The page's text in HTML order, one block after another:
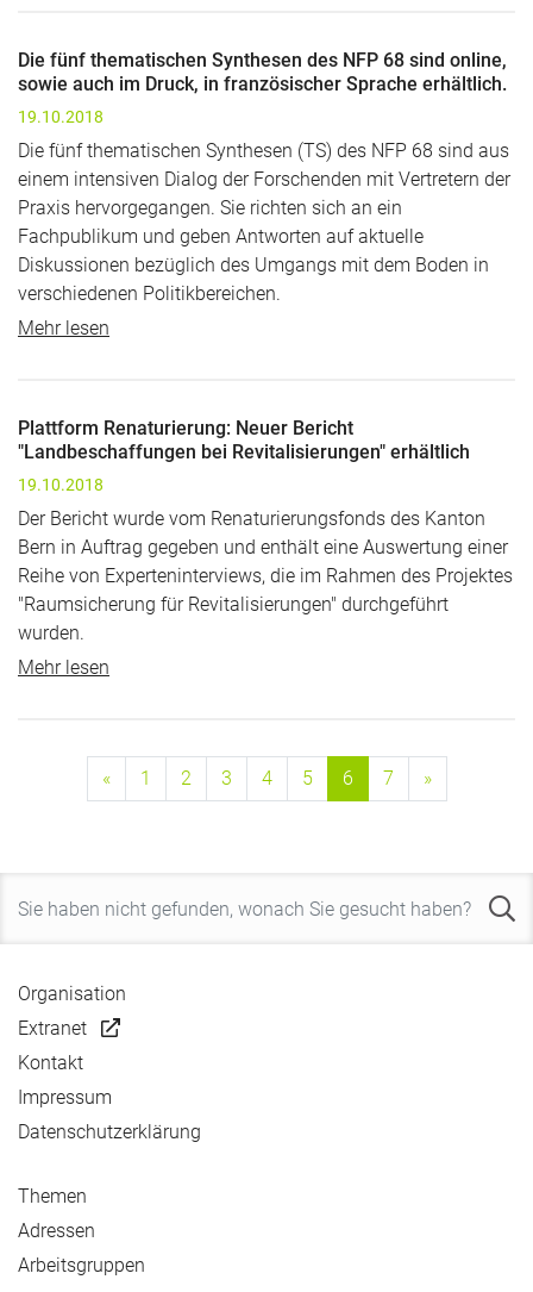
Die fünf thematischen Synthesen des NFP 68 sind online,
sowie auch im Druck, in französischer Sprache erhältlich.
19.10.2018
Die fünf thematischen Synthesen (TS) des NFP 68 sind aus
einem intensiven Dialog der Forschenden mit Vertretern der
Praxis hervorgegangen. Sie richten sich an ein
Fachpublikum und geben Antworten auf aktuelle
Diskussionen bezüglich des Umgangs mit dem Boden in
verschiedenen Politikbereichen.
Mehr lesen
Plattform Renaturierung: Neuer Bericht
"Landbeschaffungen bei Revitalisierungen" erhältlich
19.10.2018
Der Bericht wurde vom Renaturierungsfonds des Kanton
Bern in Auftrag gegeben und enthält eine Auswertung einer
Reihe von Experteninterviews, die im Rahmen des Projektes
"Raumsicherung für Revitalisierungen" durchgeführt
wurden.
Mehr lesen
« 1 2 3 4 5 6 7 »
Organisation
Extranet
Kontakt
Impressum
Datenschutzerklärung
Themen
Adressen
Arbeitsgruppen